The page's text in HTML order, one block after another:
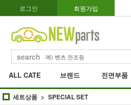
로그인 회원가입
search
ALL CATE 브랜드 전면부품
세트상품 SPECIAL SET